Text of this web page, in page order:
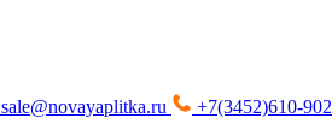
sale@novayaplitka.ru
+7(3452)610-902